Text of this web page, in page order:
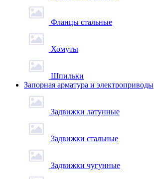
Фланцы стальные
Хомуты
Шпильки
Запорная арматура и электроприводы
Задвижки латунные
Задвижки стальные
Задвижки чугунные